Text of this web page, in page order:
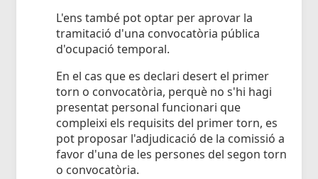
L'ens també pot optar per aprovar la
tramitació d'una convocatòria pública
d'ocupació temporal.
En el cas que es declari desert el primer
torn o convocatòria, perquè no s'hi hagi
presentat personal funcionari que
compleixi els requisits del primer torn, es
pot proposar l'adjudicació de la comissió a
favor d'una de les persones del segon torn
o convocatòria.